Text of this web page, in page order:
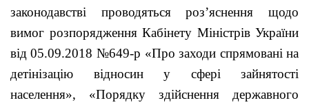
законодавстві проводяться роз’яснення щодо
вимог розпорядження Кабінету Міністрів України
від 05.09.2018 №649-р «Про заходи спрямовані на
детінізацію відносин у сфері зайнятості
населення», «Порядку здійснення державного